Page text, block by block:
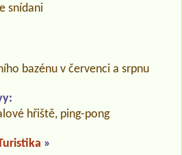
snídani
bazénu v červenci a srpnu
hřiště, ping-pong
»